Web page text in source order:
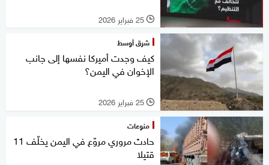
l 25 فبراير 2026
شرق أوسط
كيف وجدت أميركا نفسها إلى جانب
الإخوان في اليمن؟
l 25 فبراير 2026
منوعات
حادث مروري مروّع في اليمن يخلّف 11
قتيلا